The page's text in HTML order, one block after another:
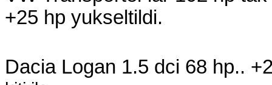
+25 hp yukseltildi.
Dacia Logan 1.5 dci 68 hp..